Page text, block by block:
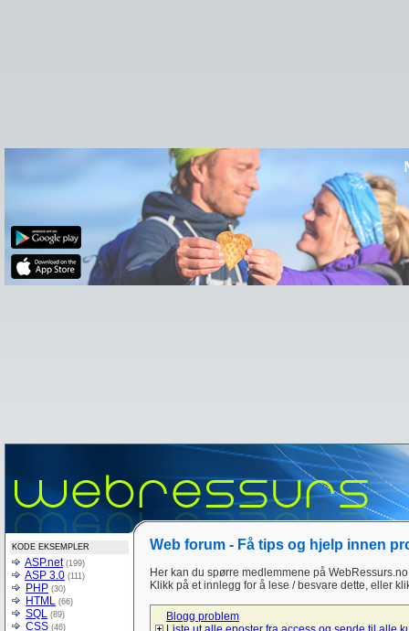
KODE EKSEMPLER
ASP.net (199)
ASP 3.0 (111)
PHP (30)
HTML (66)
SQL (89)
CSS (46)
Web forum - Få tips og hjelp innen
Her kan du spørre medlemmene på
Klikk på et innlegg for å lese / besvare dette, eller
Blogg problem